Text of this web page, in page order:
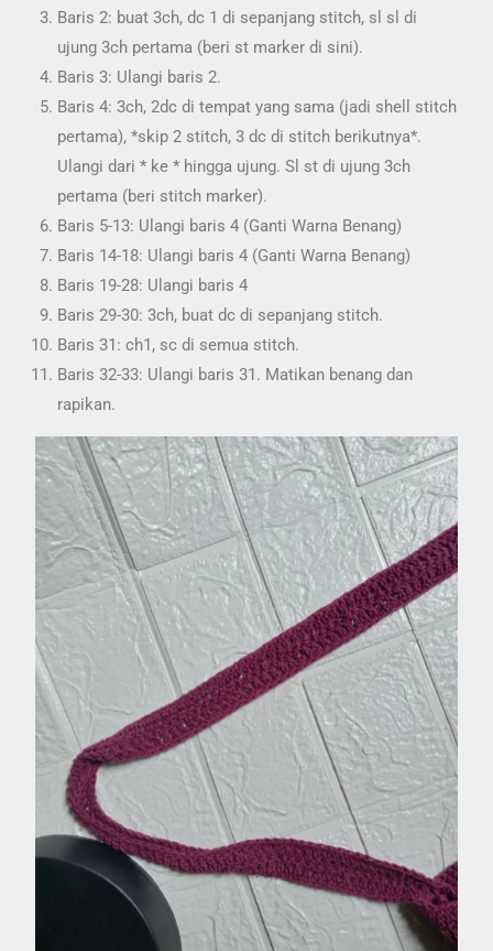
Baris 2: buat 3ch, dc 1 di sepanjang stitch, sl sl di
ujung 3ch pertama (beri st marker di sini).
Baris 3: Ulangi baris 2.
Baris 4: 3ch, 2dc di tempat yang sama (jadi shell stitch
pertama), *skip 2 stitch, 3 dc di stitch berikutnya*.
Ulangi dari * ke * hingga ujung. Sl st di ujung 3ch
pertama (beri stitch marker).
Baris 5-13: Ulangi baris 4 (Ganti Warna Benang)
Baris 14-18: Ulangi baris 4 (Ganti Warna Benang)
Baris 19-28: Ulangi baris 4
Baris 29-30: 3ch, buat dc di sepanjang stitch.
Baris 31: ch1, sc di semua stitch.
Baris 32-33: Ulangi baris 31. Matikan benang dan
rapikan.